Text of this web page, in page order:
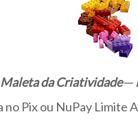
da Criatividade ─
no Pix ou NuPay Limite